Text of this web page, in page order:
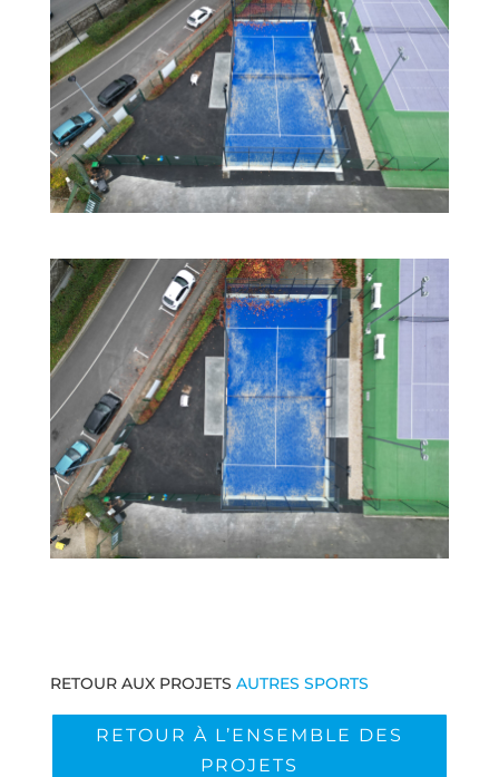
RETOUR AUX PROJETS AUTRES SPORTS
RETOUR À L’ENSEMBLE DES
PROJETS